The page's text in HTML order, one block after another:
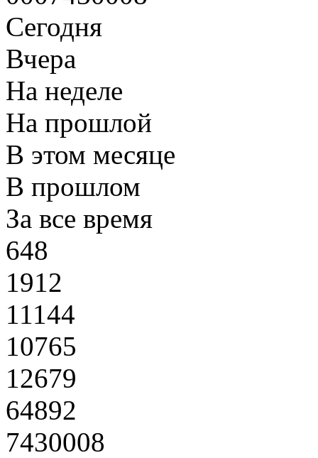
Сегодня
Вчера
На неделе
На прошлой
В этом месяце
В прошлом
За все время
648
1912
11144
10765
12679
64892
7430008